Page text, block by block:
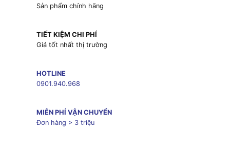
Sản phẩm chính hãng
TIẾT KIỆM CHI PHÍ
Giá tốt nhất thị trường
HOTLINE
0901.940.968
MIỄN PHÍ VẬN CHUYỂN
Đơn hàng > 3 triệu